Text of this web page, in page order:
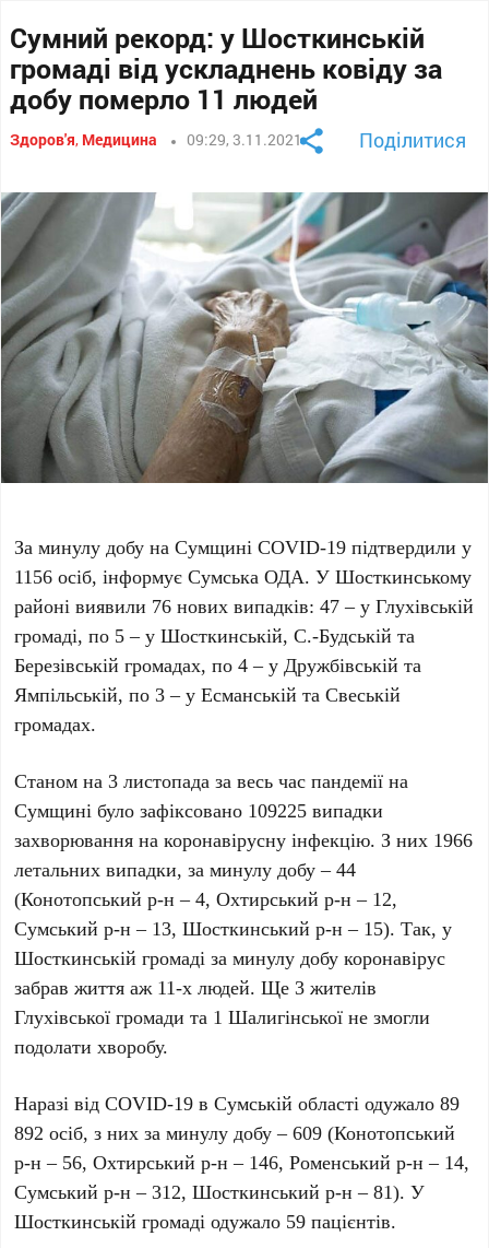
Сумний рекорд: у Шосткинській
громаді від ускладнень ковіду за
добу померло 11 людей
Здоров'я, Медицина 09:29, 3.11.2021 Поділитися
За минулу добу на Сумщині COVID-19 підтвердили у
1156 осіб, інформує Сумська ОДА. У Шосткинському
районі виявили 76 нових випадків: 47 – у Глухівській
громаді, по 5 – у Шосткинській, С.-Будській та
Березівській громадах, по 4 – у Дружбівській та
Ямпільській, по 3 – у Есманській та Свеській
громадах.
Станом на 3 листопада за весь час пандемії на
Сумщині було зафіксовано 109225 випадки
захворювання на коронавірусну інфекцію. З них 1966
летальних випадки, за минулу добу – 44
(Конотопський р-н – 4, Охтирський р-н – 12,
Сумський р-н – 13, Шосткинський р-н – 15). Так, у
Шосткинській громаді за минулу добу коронавірус
забрав життя аж 11-х людей. Ще 3 жителів
Глухівської громади та 1 Шалигінської не змогли
подолати хворобу.
Наразі від COVID-19 в Сумській області одужало 89
892 осіб, з них за минулу добу – 609 (Конотопський
р-н – 56, Охтирський р-н – 146, Роменський р-н – 14,
Сумський р-н – 312, Шосткинський р-н – 81). У
Шосткинській громаді одужало 59 пацієнтів.